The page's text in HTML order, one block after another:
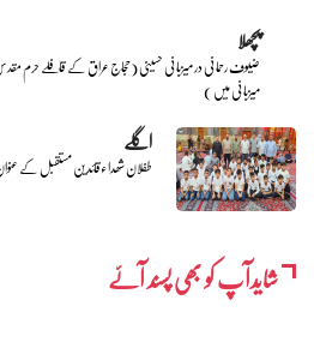
پچھلا
ضیوف رحمانی در میزبانی حسینی (حجاج عراق کے قافلے حرم
میزبانی میں )
اگلے
طفلان شھداءقائدین مستقبل کے
شایدآپ کو بھی پسند آئے